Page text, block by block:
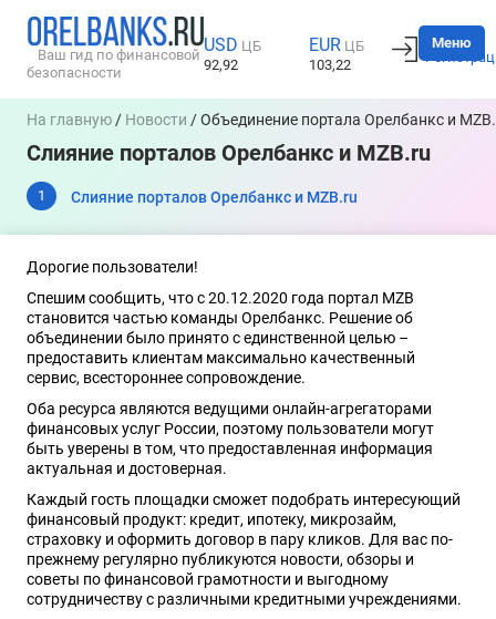
Ваш гид по финансовой
безопасности
USD ЦБ
92,92
EUR ЦБ
103,22
Вход
Меню
На главную / Новости / Объединение портала Орелбанкс и
Слияние порталов Орелбанкс и MZB.ru
Слияние порталов Орелбанкс и MZB.ru
Дорогие пользователи!
Спешим сообщить, что с 20.12.2020 года портал MZB
становится частью команды Орелбанкс. Решение об
объединении было принято с единственной целью –
предоставить клиентам максимально качественный
сервис, всестороннее сопровождение.
Оба ресурса являются ведущими онлайн-агрегаторами
финансовых услуг России, поэтому пользователи могут
быть уверены в том, что предоставленная информация
актуальная и достоверная.
Каждый гость площадки сможет подобрать интересующий
финансовый продукт: кредит, ипотеку, микрозайм,
страховку и оформить договор в пару кликов. Для вас по-
прежнему регулярно публикуются новости, обзоры и
советы по финансовой грамотности и выгодному
сотрудничеству с различными кредитными учреждениями.